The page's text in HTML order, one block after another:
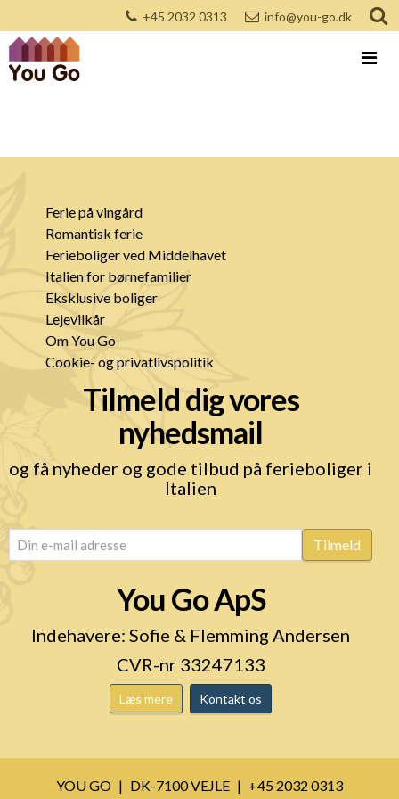
+45 2032 0313 info@you-go.dk
Ferie på vingård
Romantisk ferie
Ferieboliger ved Middelhavet
Italien for børnefamilier
Eksklusive boliger
Lejevilkår
Om You Go
Cookie- og privatlivspolitik
Tilmeld dig vores
nyhedsmail
og få nyheder og gode tilbud på ferieboliger i
Italien
email (Påkrævet) Tilmeld
You Go ApS
Indehavere: Sofie & Flemming Andersen
CVR-nr 33247133
Læs mere Kontakt os
YOU GO DK-7100 VEJLE
+45 2032 0313